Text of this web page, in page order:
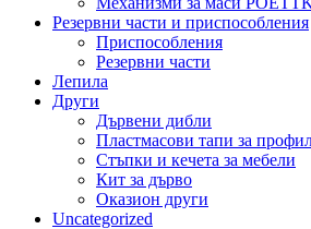
Резервни части и приспособления
Приспособления
Резервни части
Лепила
Други
Дървени дибли
Пластмасови тапи за
Стъпки и кечета за мебели
Кит за дърво
Оказион други
Uncategorized